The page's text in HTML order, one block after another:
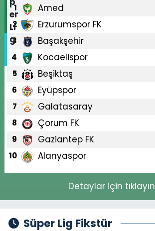
1 Amed
2 Erzurumspor FK
3 Başakşehir
4 Kocaelispor
5 Beşiktaş
6 Eyüpspor
7 Galatasaray
8 Çorum FK
9 Gaziantep FK
10 Alanyaspor
Detaylar için tıklayın
Süper Lig Fikstür